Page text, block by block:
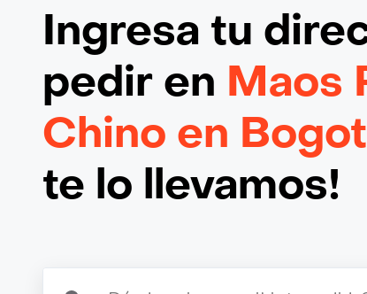
Ingresa tu
pedir en Maos
Chino en
te lo llevamos!